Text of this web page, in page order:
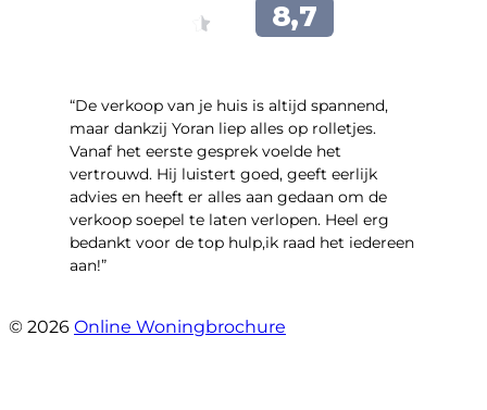
“​De verkoop van je huis is altijd spannend,
maar dankzij Yoran liep alles op rolletjes.
Vanaf het eerste gesprek voelde het
vertrouwd. Hij luistert goed, geeft eerlijk
advies en heeft er alles aan gedaan om de
verkoop soepel te laten verlopen. Heel erg
bedankt voor de top hulp,ik raad het iedereen
aan!”
© 2026 Online Woningbrochure